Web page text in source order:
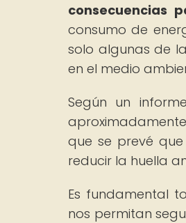
consecuencias
consumo de
solo algunas de
en el medio
Según un
que se prevé
reducir la huella
Es fundamental
nos permitan